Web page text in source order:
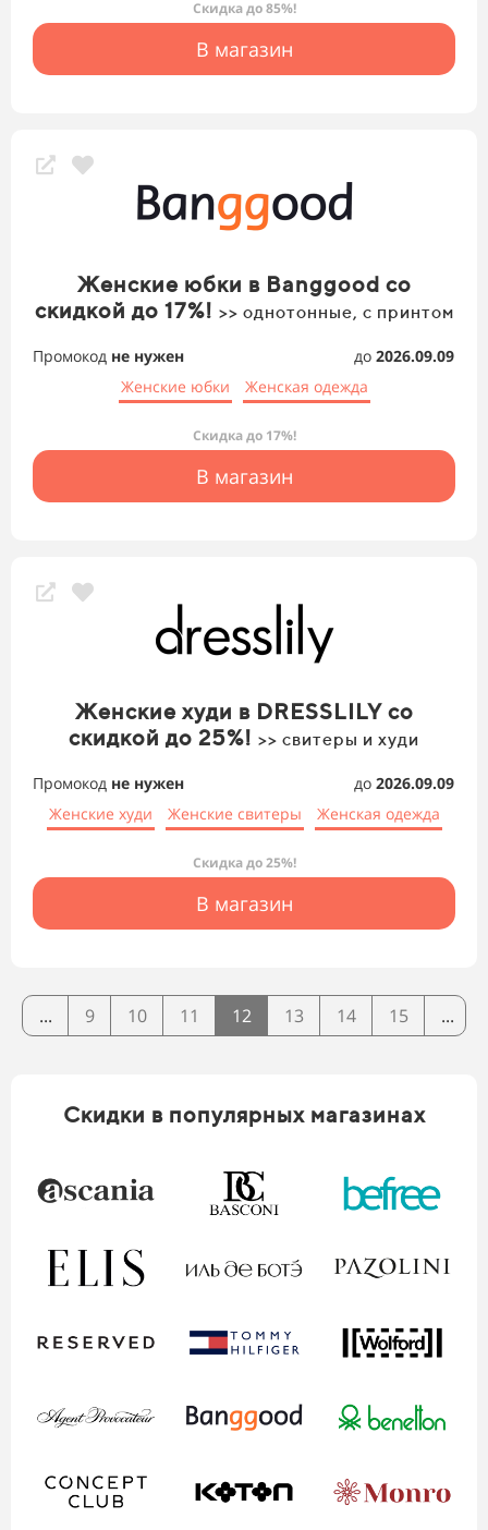
Скидка до 85%!
В магазин
Женские юбки в Banggood со
скидкой до 17%! >> однотонные, с принтом
Промокод не нужен до 2026.09.09
Женские юбки
Женская одежда
Скидка до 17%!
В магазин
Женские худи в DRESSLILY со
скидкой до 25%! >> свитеры и худи
Промокод не нужен до 2026.09.09
Женские худи
Женские свитеры Женская одежда
Скидка до 25%!
В магазин
... 9 10 11 12 13 14 15 ...
Скидки в популярных магазинах